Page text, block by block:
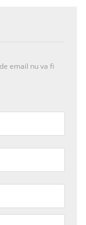
email nu va fi